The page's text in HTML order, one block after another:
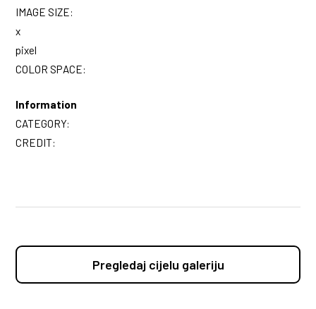
IMAGE SIZE:
x
pixel
COLOR SPACE:
Information
CATEGORY:
CREDIT:
Pregledaj cijelu galeriju